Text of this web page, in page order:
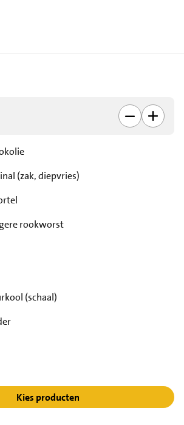
(zak, diepvries)
rookworst
(schaal)
Kies producten